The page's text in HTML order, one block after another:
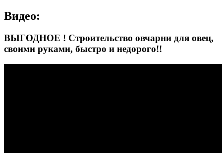
Видео:
ВЫГОДНОЕ ! Строительство овчарни для овец,
своими руками, быстро и недорого!!